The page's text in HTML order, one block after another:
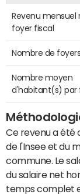
Revenu mensuel
foyer fiscal
Nombre de
Nombre moyen
d'habitant(s) par
Ce revenu a été
de l'Insee et du
commune. Le
du salaire net
temps complet